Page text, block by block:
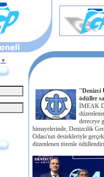
▼
''Denizci
ödüller
İMEAK
dereceye
himayelerinde, Denizcilik
Odası'nın destekleriyle
düzenlenen törenle